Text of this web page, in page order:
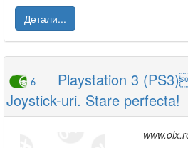
Детали...
6
Playstation 3
Joystick-uri. Stare perfecta!